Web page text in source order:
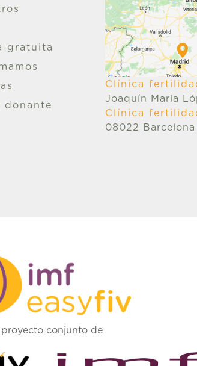
gratuita
donante
Clínica
Joaquín María
Clínica
08022 Barcelona
proyecto conjunto de